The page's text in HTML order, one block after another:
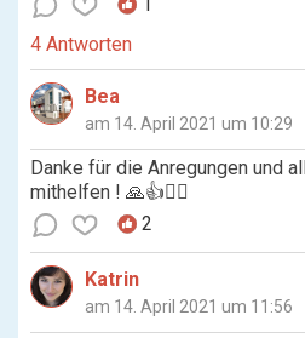
4 Antworten
Bea
am 14. April 2021 um 10:29
Danke für die Anregungen und
mithelfen ! 🙏👍🙋‍♀️
2
Katrin
am 14. April 2021 um 11:56